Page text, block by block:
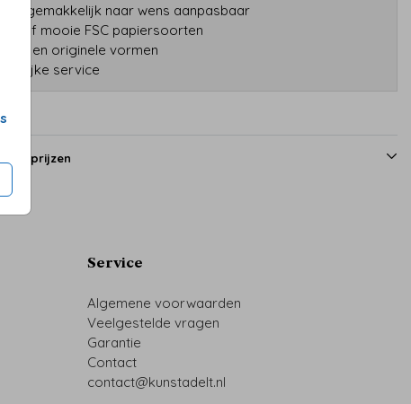
gemakkelijk naar wens aanpasbaar
mooie FSC papiersoorten
en originele vormen
service
en prijzen
Service
Algemene voorwaarden
Veelgestelde vragen
Garantie
Contact
contact@kunstadelt.nl